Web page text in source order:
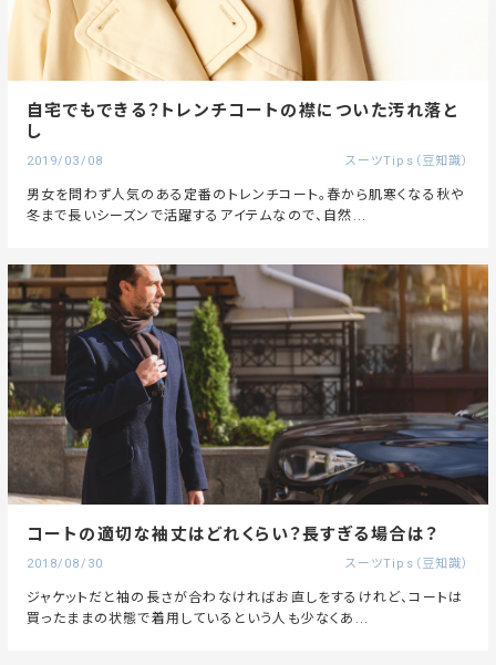
自宅でもできる？トレンチコートの襟についた汚れ落と
し
2019/03/08 スーツTips（豆知識）
男女を問わず人気のある定番のトレンチコート。春から肌寒くなる秋や
冬まで長いシーズンで活躍するアイテムなので、自然...
コートの適切な袖丈はどれくらい？長すぎる場合は？
2018/08/30 スーツTips（豆知識）
ジャケットだと袖の長さが合わなければお直しをするけれど、コートは
買ったままの状態で着用しているという人も少なくあ...